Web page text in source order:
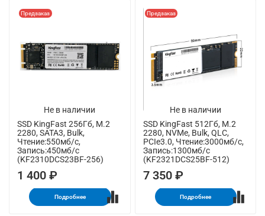
Не в наличии
Предзаказ
SSD KingFast 256Гб, M.2
2280, SATA3, Bulk,
Чтение:550мб/с,
Запись:450мб/с
(KF2310DCS23BF-256)
1 400 ₽
Подробнее
Не в наличии
Предзаказ
SSD KingFast 512Гб, M.2
2280, NVMe, Bulk, QLC,
PCIe3.0, Чтение:3000мб/с,
Запись:1300мб/с
(KF2321DCS25BF-512)
7 350 ₽
Подробнее